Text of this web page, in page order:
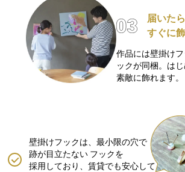
届いたら
すぐに
作品には壁掛け
ックが同梱。は
素敵に飾れます。
壁掛けフックは、最小限の穴で
跡が目立たない フックを
採用しており、賃貸でも安心して